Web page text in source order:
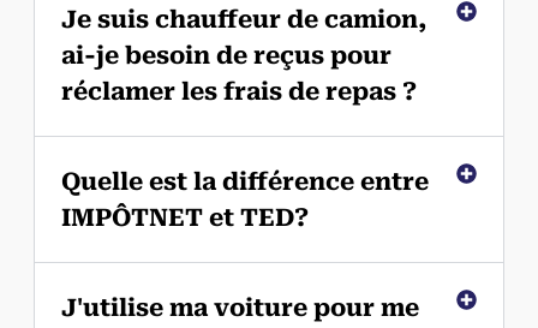
Je suis chauffeur de camion,
ai-je besoin de reçus pour
réclamer les frais de repas ?
Quelle est la différence entre
IMPÔTNET et TED?
J'utilise ma voiture pour me